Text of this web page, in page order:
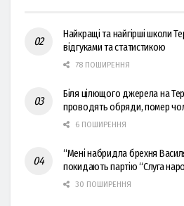
Найкращі та найгірші школи
відгуками та статистикою
78 ПОШИРЕННЯ
Біля цілющого джерела на
проводять обряди, помер
6 ПОШИРЕННЯ
“Мені набридла брехня
покидають партію “Слуга
30 ПОШИРЕННЯ